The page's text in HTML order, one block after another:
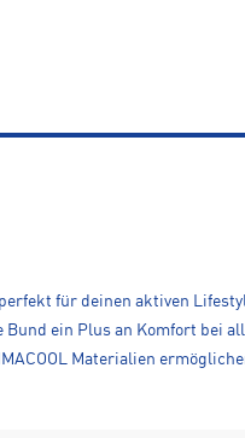
für deinen aktiven
ein Plus an Komfort bei
Materialien